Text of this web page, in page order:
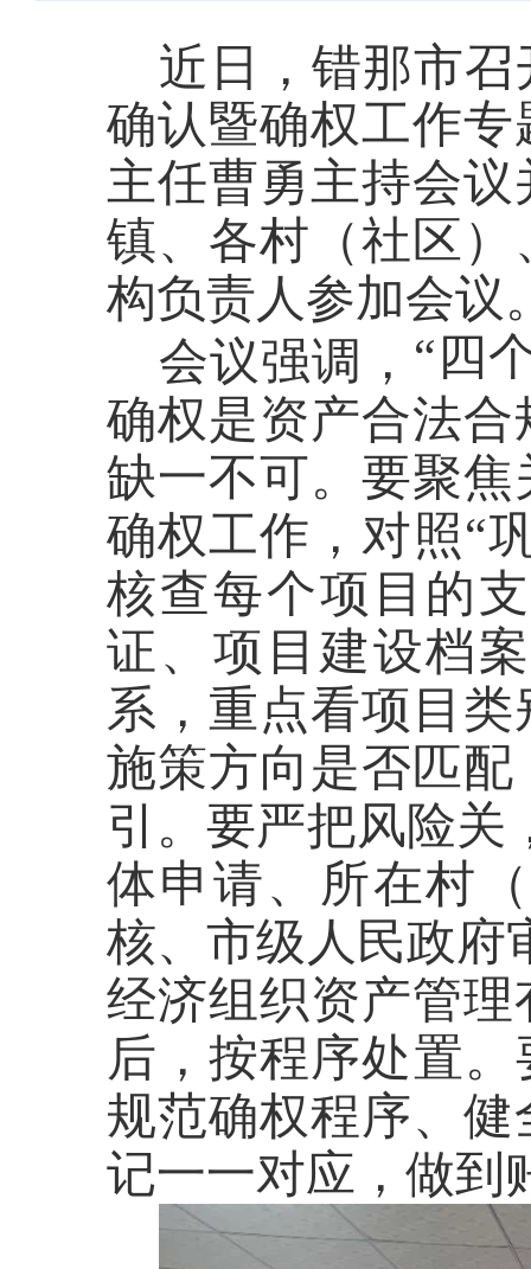
近日，错那市
确认暨确权工作
主任曹勇主持会
镇、各村（社区
构负责人参加会议
会议强调， “四
确权是资产合法
缺一不可。要聚
确权工作，对照“
核查每个项目的
证、项目建设档
系，重点看项目
施策方向是否匹
引。要严把风险关
体申请、所在村
核、市级人民政府
经济组织资产管
后，按程序处置
规范确权程序、
记一一对应，做到